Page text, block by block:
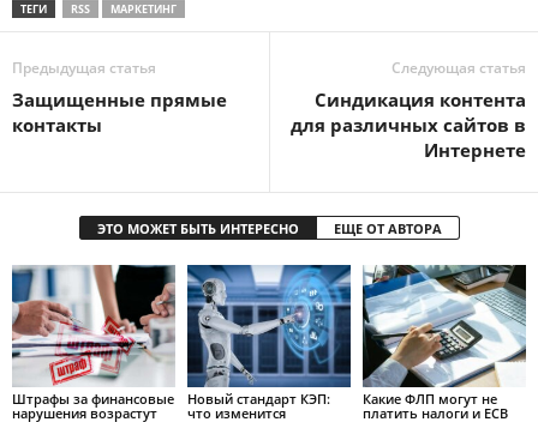
ТЕГИ RSS МАРКЕТИНГ
Предыдущая статья
Защищенные прямые
контакты
Следующая статья
Синдикация контента
для различных сайтов в
Интернетe
ЭТО МОЖЕТ БЫТЬ ИНТЕРЕСНО ЕЩЕ ОТ АВТОРА
Штрафы за финансовые
нарушения возрастут
Новый стандарт КЭП:
что изменится
Какие ФЛП могут не
платить налоги и ЕСВ